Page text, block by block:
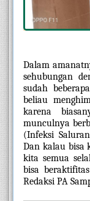
Dalam
sehubungan
sudah
beliau
karena
munculnya
(Infeksi
Dan kalau bisa
kita semua
bisa
Redaksi PA